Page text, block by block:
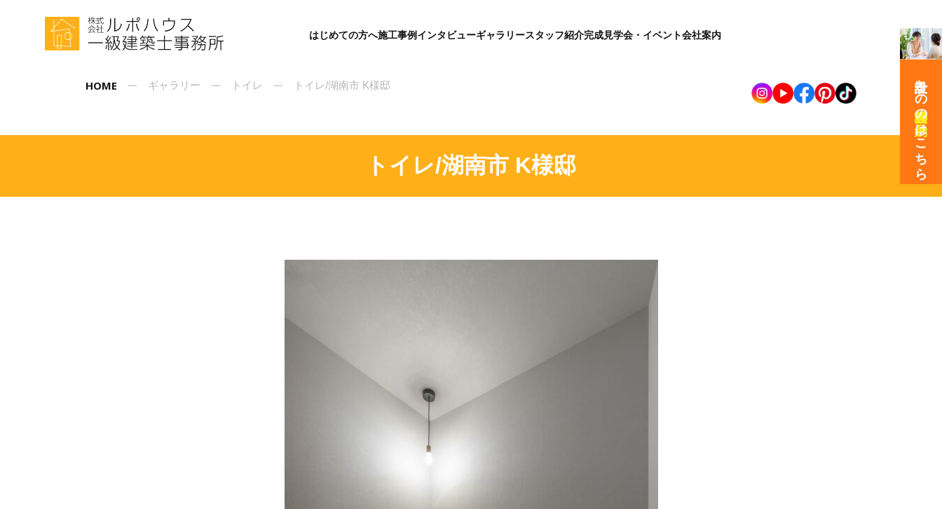
グ
バ
ュ
はじめての方へ施工事例インタビューギャラリースタッフ紹介完成見学会・イベント会社案内
HOME ギャラリー トイレ トイレ/湖南市 K様邸
トイレ/湖南市 K様邸
設計士との
の
はこちら